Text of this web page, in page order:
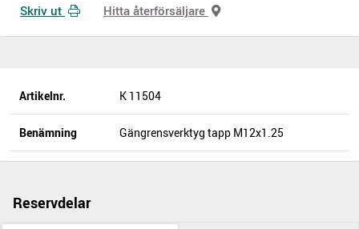
Skriv ut Hitta återförsäljare
Artikelnr. K 11504
Benämning Gängrensverktyg tapp M12x1.25
Reservdelar